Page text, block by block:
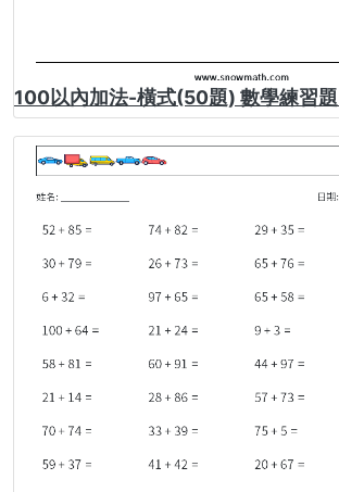
100以內加法-橫式(50題) 數學練習